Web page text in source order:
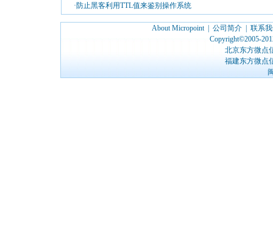
·防止黑客利用TTL值来鉴别操作系统
About Micropoint| 公司简介
联系
Copyright©2005-
北京东方微点
福建东方微点